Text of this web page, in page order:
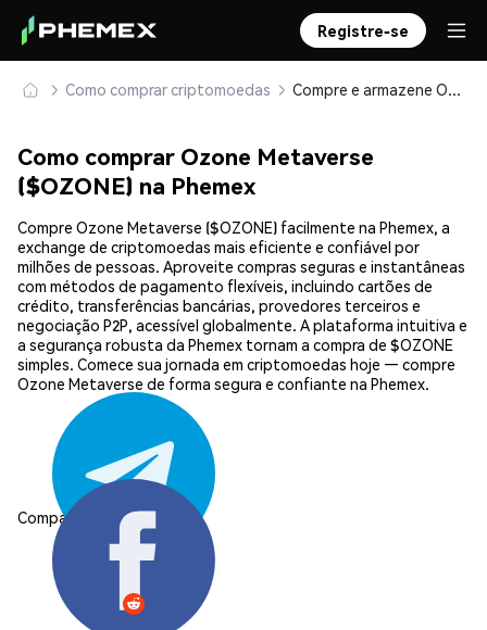
Registre-se
Como comprar criptomoedas Compre e armazene Ozone Metaverse ($OZONE) com segurança
Como comprar Ozone Metaverse
($OZONE) na Phemex
Compre Ozone Metaverse ($OZONE) facilmente na Phemex, a
exchange de criptomoedas mais eficiente e confiável por
milhões de pessoas. Aproveite compras seguras e instantâneas
com métodos de pagamento flexíveis, incluindo cartões de
crédito, transferências bancárias, provedores terceiros e
negociação P2P, acessível globalmente. A plataforma intuitiva e
a segurança robusta da Phemex tornam a compra de $OZONE
simples. Comece sua jornada em criptomoedas hoje — compre
Ozone Metaverse de forma segura e confiante na Phemex.
Compartilhar: